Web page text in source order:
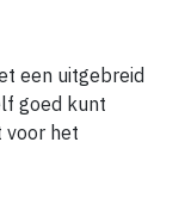
een uitgebreid
goed kunt
voor het